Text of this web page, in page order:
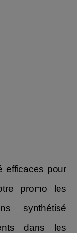
efficaces pour
promo les
synthétisé
dans les